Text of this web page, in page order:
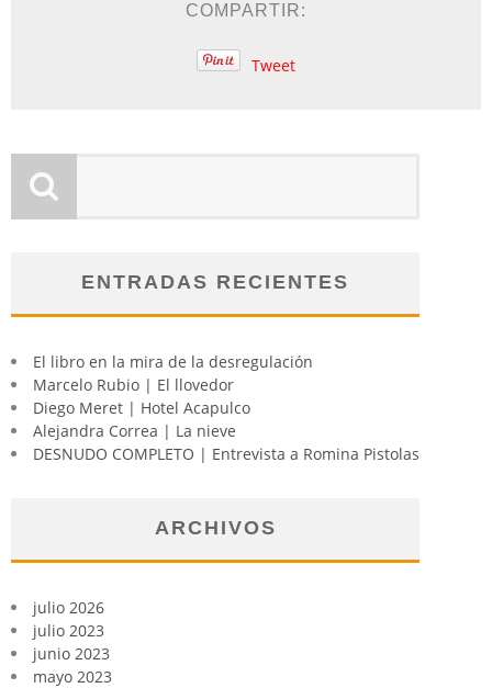
COMPARTIR:
Tweet
ENTRADAS RECIENTES
El libro en la mira de la desregulación
Marcelo Rubio | El llovedor
Diego Meret | Hotel Acapulco
Alejandra Correa | La nieve
DESNUDO COMPLETO | Entrevista a Romina Pistolas
ARCHIVOS
julio 2026
julio 2023
junio 2023
mayo 2023